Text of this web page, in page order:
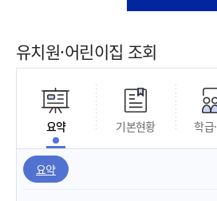
유치원·어린이집 조회
요약 기본현황 학급
요약